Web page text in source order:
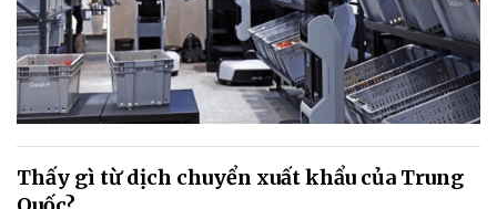
Thấy gì từ dịch chuyển xuất khẩu của Trung